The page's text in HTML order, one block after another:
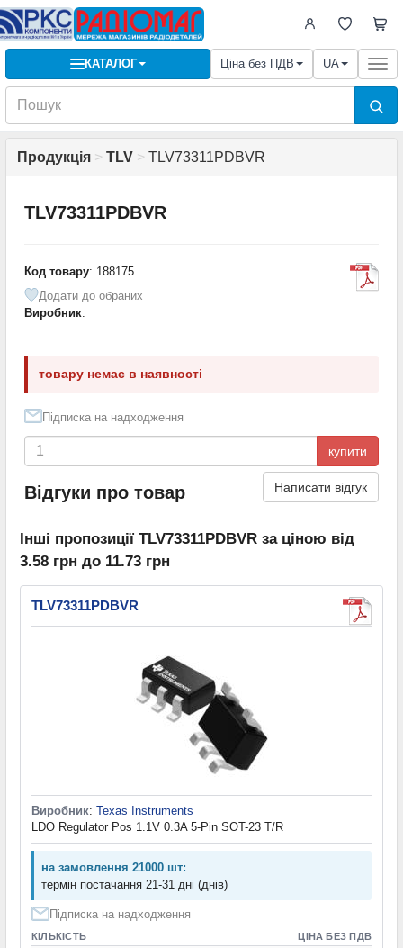
КАТАЛОГ Ціна без ПДВ UA
Продукція > TLV > TLV73311PDBVR
TLV73311PDBVR
Код товару: 188175
Додати до обраних
Виробник:
товару немає в наявності
Підписка на надходження
купити
Відгуки про товар Написати відгук
Інші пропозиції TLV73311PDBVR за ціною від
3.58 грн до 11.73 грн
TLV73311PDBVR
Виробник: Texas Instruments
LDO Regulator Pos 1.1V 0.3A 5-Pin SOT-23 T/R
на замовлення 21000 шт:
термін постачання 21-31 дні (днів)
Підписка на надходження
КІЛЬКІСТЬ ЦІНА БЕЗ ПДВ